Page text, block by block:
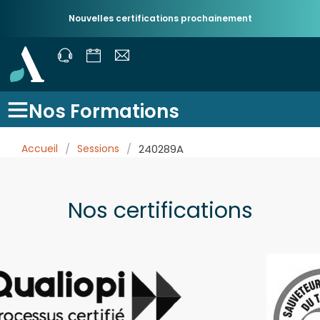
Nouvelles certifications prochainement
Nos Formations
Accueil / Sessions / 240289A
Nos certifications